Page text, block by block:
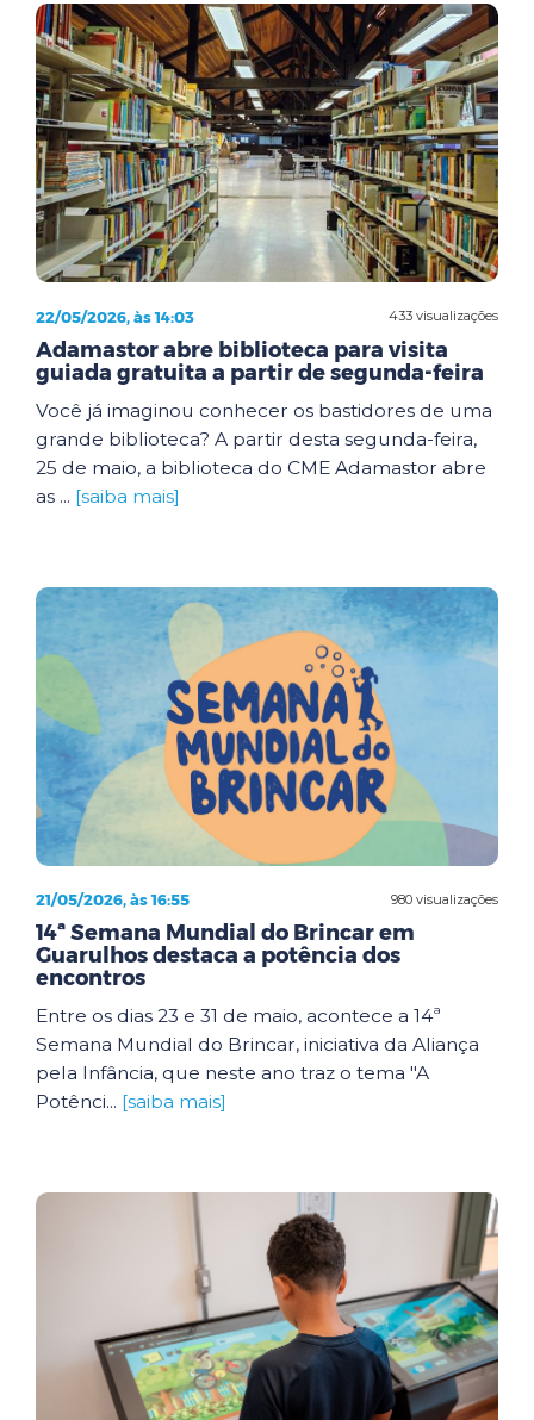
433 visualizações
22/05/2026, às 14:03
Adamastor abre biblioteca para visita
guiada gratuita a partir de segunda-feira
Você já imaginou conhecer os bastidores de uma
grande biblioteca? A partir desta segunda-feira,
25 de maio, a biblioteca do CME Adamastor abre
as ... [saiba mais]
980 visualizações
21/05/2026, às 16:55
14ª Semana Mundial do Brincar em
Guarulhos destaca a potência dos
encontros
Entre os dias 23 e 31 de maio, acontece a 14ª
Semana Mundial do Brincar, iniciativa da Aliança
pela Infância, que neste ano traz o tema "A
Potênci... [saiba mais]